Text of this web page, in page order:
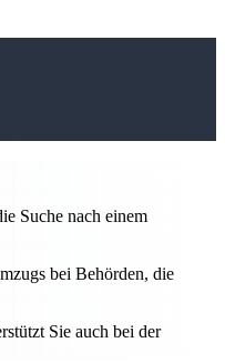
Suche nach einem
bei Behörden, die
Sie auch bei der